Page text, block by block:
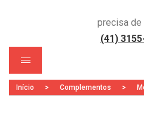
precisa de
(41)
Início > Complementos >